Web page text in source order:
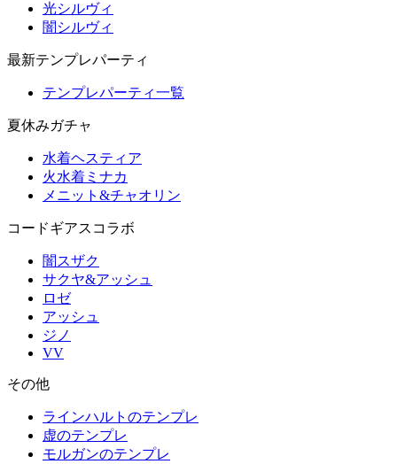
光シルヴィ
闇シルヴィ
最新テンプレパーティ
テンプレパーティ一覧
夏休みガチャ
水着ヘスティア
火水着ミナカ
メニット&チャオリン
コードギアスコラボ
闇スザク
サクヤ&アッシュ
ロゼ
アッシュ
ジノ
VV
その他
ラインハルトのテンプレ
虚のテンプレ
モルガンのテンプレ